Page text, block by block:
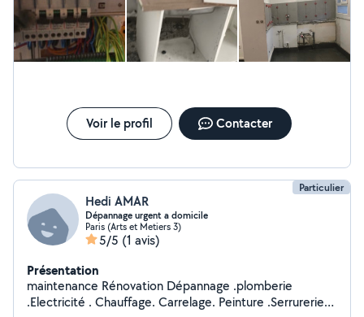
Voir le profil Contacter
Particulier
Hedi AMAR
Dépannage urgent a domicile
Paris (Arts et Metiers 3)
5/5 (1 avis)
Présentation
maintenance Rénovation Dépannage .plomberie
.Electricité . Chauffage. Carrelage. Peinture .Serrurerie